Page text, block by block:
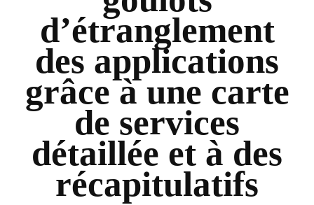
d’étranglement
des applications
grâce à une carte
de services
détaillée et à des
récapitulatifs